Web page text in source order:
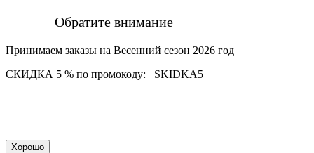
Обратите внимание
Принимаем заказы на Весенний сезон 2026 год
СКИДКА 5 % по промокоду: SKIDKA5
Хорошо